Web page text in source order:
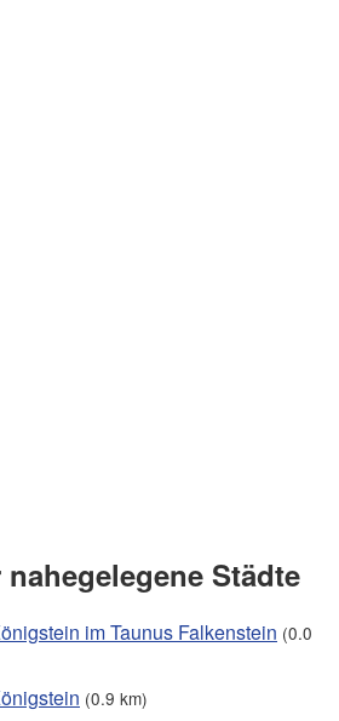
Städte
im Taunus Falkenstein (0.0
(0.9 km)